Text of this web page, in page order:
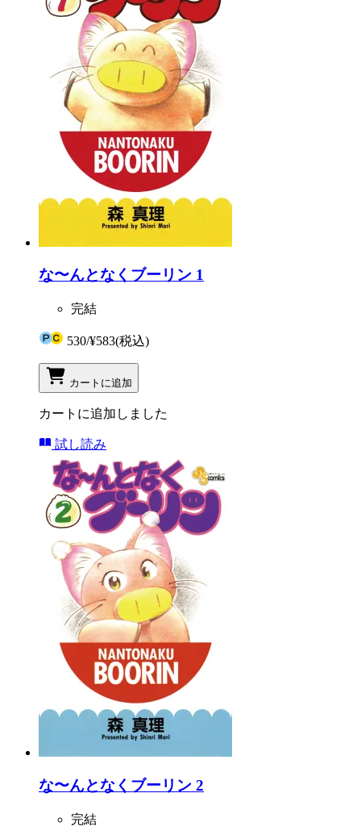
な〜んとなくブーリン 1
完結
530/¥583(税込)
カートに追加
カートに追加しました
試し読み
な〜んとなくブーリン 2
完結